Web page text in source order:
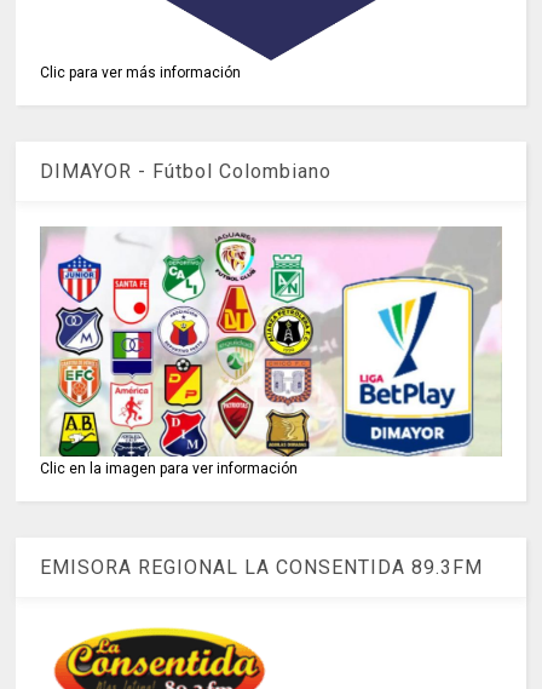
Clic para ver más información
DIMAYOR - Fútbol Colombiano
Clic en la imagen para ver información
EMISORA REGIONAL LA CONSENTIDA 89.3FM